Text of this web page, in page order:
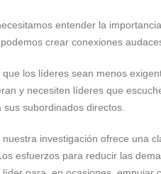
entender la
crear conexiones
los líderes sean menos
y necesiten líderes que
subordinados directos.
investigación ofrece una
esfuerzos para reducir las